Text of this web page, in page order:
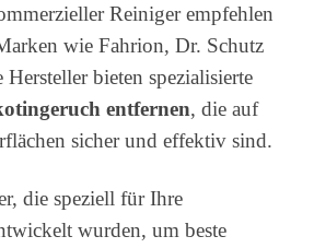
Reiniger empfehlen
wie Fahrion, Dr. Schutz
bieten spezialisierte
entfernen, die auf
sicher und effektiv sind.
die speziell für Ihre
wurden, um beste